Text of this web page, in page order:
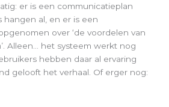
er is een communicatieplan
hangen al, en er is een
over ‘de voordelen van
Alleen… het systeem werkt nog
hebben daar al ervaring
gelooft het verhaal. Of erger nog: